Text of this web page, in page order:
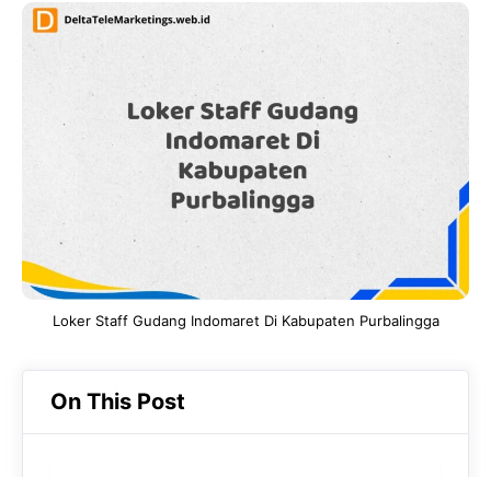
e
b
o
o
k
a
t
s
A
p
p
g
r
a
m
k
e
Loker Staff Gudang Indomaret Di Kabupaten Purbalingga
On This Post